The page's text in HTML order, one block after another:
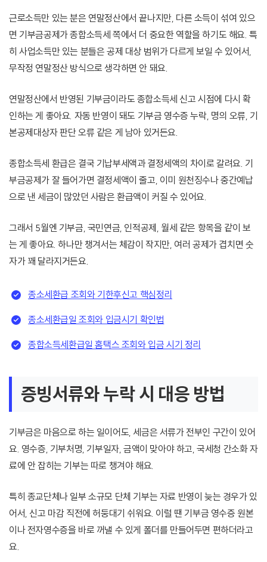
근로소득만 있는 분은 연말정산에서 끝나지만, 다른 소득이 섞여 있으
면 기부금공제가 종합소득세 쪽에서 더 중요한 역할을 하기도 해요. 특
히 사업소득만 있는 분들은 공제 대상 범위가 다르게 보일 수 있어서,
무작정 연말정산 방식으로 생각하면 안 돼요.
연말정산에서 반영된 기부금이라도 종합소득세 신고 시점에 다시 확
인하는 게 좋아요. 자동 반영이 돼도 기부금 영수증 누락, 명의 오류, 기
본공제대상자 판단 오류 같은 게 남아 있거든요.
종합소득세 환급은 결국 기납부세액과 결정세액의 차이로 갈려요. 기
부금공제가 잘 들어가면 결정세액이 줄고, 이미 원천징수나 중간예납
으로 낸 세금이 많았던 사람은 환급액이 커질 수 있어요.
그래서 5월엔 기부금, 국민연금, 인적공제, 월세 같은 항목을 같이 보
는 게 좋아요. 하나만 챙겨서는 체감이 작지만, 여러 공제가 겹치면 숫
자가 꽤 달라지거든요.
종소세환급 조회와 기한후신고 핵심정리
종소세환급일 조회와 입금시기 확인법
종합소득세환급일 홈택스 조회와 입금 시기 정리
증빙서류와 누락 시 대응 방법
기부금은 마음으로 하는 일이어도, 세금은 서류가 전부인 구간이 있어
요. 영수증, 기부처명, 기부일자, 금액이 맞아야 하고, 국세청 간소화 자
료에 안 잡히는 기부는 따로 챙겨야 해요.
특히 종교단체나 일부 소규모 단체 기부는 자료 반영이 늦는 경우가 있
어서, 신고 마감 직전에 허둥대기 쉬워요. 이럴 땐 기부금 영수증 원본
이나 전자영수증을 바로 꺼낼 수 있게 폴더를 만들어두면 편하더라고
요.